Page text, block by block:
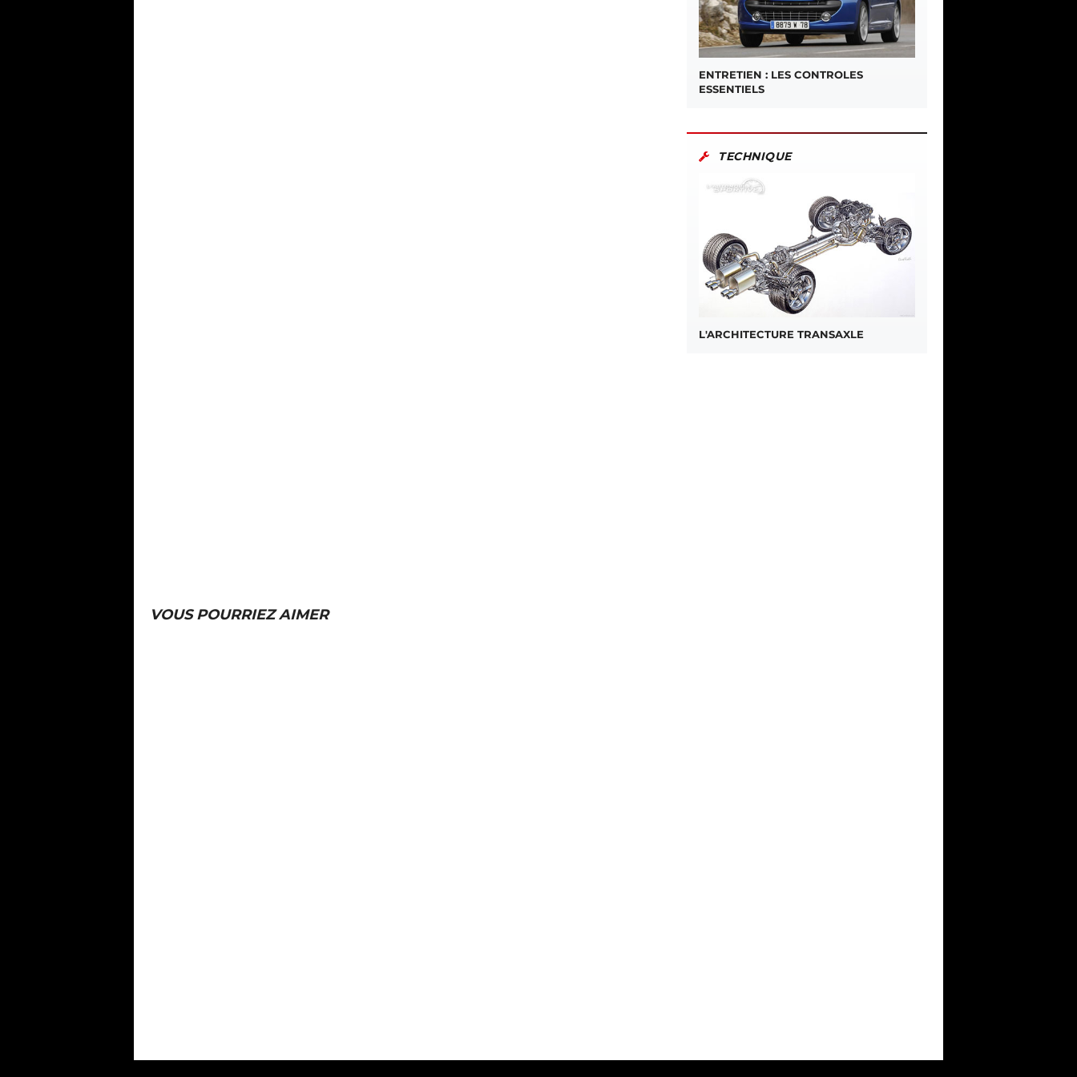
ENTRETIEN : LES CONTROLES
ESSENTIELS
TECHNIQUE
L'ARCHITECTURE TRANSAXLE
VOUS POURRIEZ AIMER